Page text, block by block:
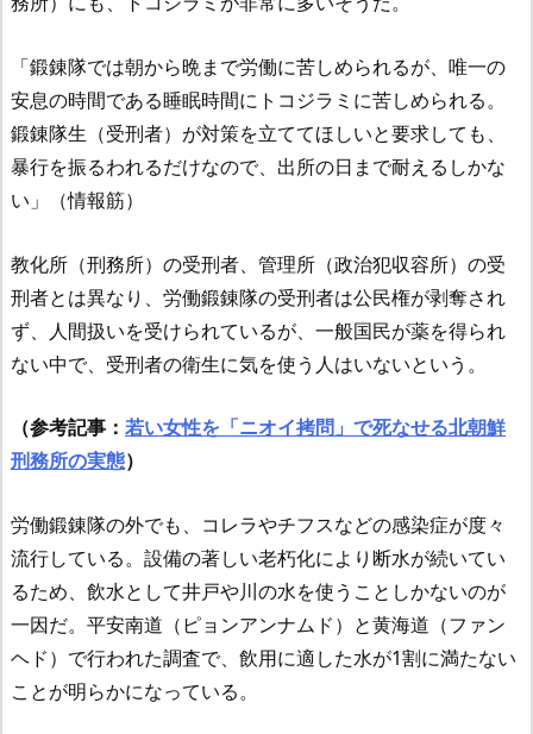
「鍛錬隊では朝から晩まで労働に苦しめられるが、唯一の
安息の時間である睡眠時間にトコジラミに苦しめられる。
鍛錬隊生（受刑者）が対策を立ててほしいと要求しても、
暴行を振るわれるだけなので、出所の日まで耐えるしかな
い」（情報筋）
教化所（刑務所）の受刑者、管理所（政治犯収容所）の受
刑者とは異なり、労働鍛錬隊の受刑者は公民権が剥奪され
ず、人間扱いを受けられているが、一般国民が薬を得られ
ない中で、受刑者の衛生に気を使う人はいないという。
（参考記事： 若い女性を「ニオイ拷問」で死なせる北朝鮮
刑務所の実態）
労働鍛錬隊の外でも、コレラやチフスなどの感染症が度々
流行している。設備の著しい老朽化により断水が続いてい
るため、飲水として井戸や川の水を使うことしかないのが
一因だ。平安南道（ピョンアンナムド）と黄海道（ファン
ヘド）で行われた調査で、飲用に適した水が1割に満たない
ことが明らかになっている。